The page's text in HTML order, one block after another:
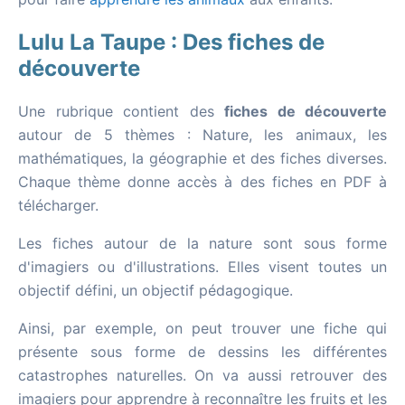
Lulu La Taupe : Des fiches de
découverte
Une rubrique contient des fiches de découverte
autour de 5 thèmes : Nature, les animaux, les
mathématiques, la géographie et des fiches diverses.
Chaque thème donne accès à des fiches en PDF à
télécharger.
Les fiches autour de la nature sont sous forme
d'imagiers ou d'illustrations. Elles visent toutes un
objectif défini, un objectif pédagogique.
Ainsi, par exemple, on peut trouver une fiche qui
présente sous forme de dessins les différentes
catastrophes naturelles. On va aussi retrouver des
imagiers pour apprendre à reconnaître les fruits et les